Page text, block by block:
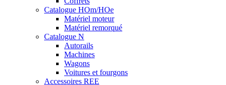
Catalogue HOm/HOe
Matériel moteur
Matériel remorqué
Catalogue N
Autorails
Machines
Wagons
Voitures et fourgons
Accessoires REE